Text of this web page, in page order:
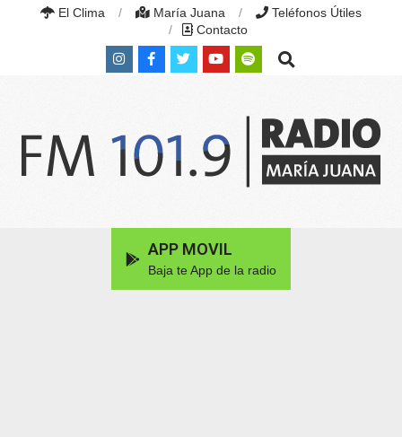
El Clima María Juana
Teléfonos Útiles
Contacto
Search
APP MOVIL
Baja te App de la radio